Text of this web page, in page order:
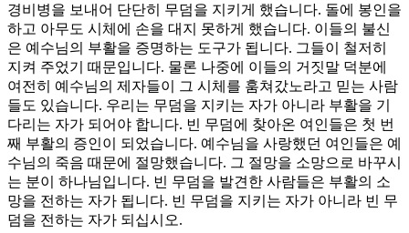
경비병을 보내어 단단히 무덤을 지키게 했습니다. 돌에 봉인을
하고 아무도 시체에 손을 대지 못하게 했습니다. 이들의 불신
은 예수님의 부활을 증명하는 도구가 됩니다. 그들이 철저히
지켜 주었기 때문입니다. 물론 나중에 이들의 거짓말 덕분에
여전히 예수님의 제자들이 그 시체를 훔쳐갔노라고 믿는 사람
들도 있습니다. 우리는 무덤을 지키는 자가 아니라 부활을 기
다리는 자가 되어야 합니다. 빈 무덤에 찾아온 여인들은 첫 번
째 부활의 증인이 되었습니다. 예수님을 사랑했던 여인들은 예
수님의 죽음 때문에 절망했습니다. 그 절망을 소망으로 바꾸시
는 분이 하나님입니다. 빈 무덤을 발견한 사람들은 부활의 소
망을 전하는 자가 됩니다. 빈 무덤을 지키는 자가 아니라 빈 무
덤을 전하는 자가 되십시오.